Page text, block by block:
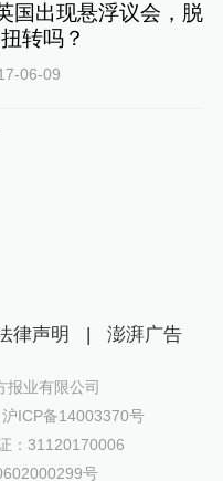
国出现悬浮议会，脱
转吗？
06-09
律声明 | 澎湃广告
报业有限公司
ICP备14003370号
：31120170006
号